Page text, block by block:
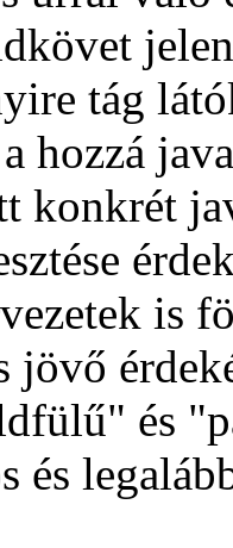
tág
hozzá
konkrét
is
jövő
és
és